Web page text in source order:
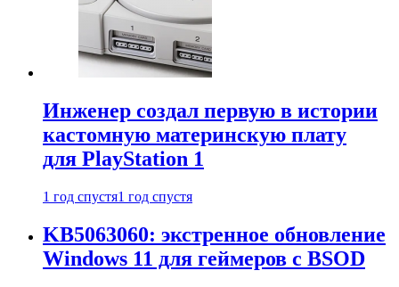
Инженер создал первую в истории
кастомную материнскую плату
для PlayStation 1
1 год спустя1 год спустя
KB5063060: экстренное обновление
Windows 11 для геймеров с BSOD